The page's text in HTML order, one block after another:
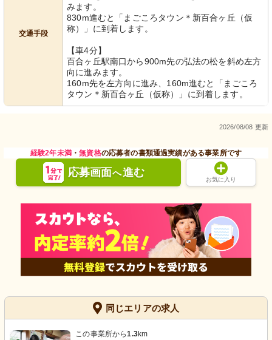
交通手段
みます。
830m進むと「まごころタウン＊新百合ヶ丘（仮
称）」に到着します。
【車4分】
百合ヶ丘駅南口から900m先の弘法の松を斜め左方
向に進みます。
160m先を左方向に進み、160m進むと「まごころ
タウン＊新百合ヶ丘（仮称）」に到着します。
2026/08/08 更新
経験2年未満・無資格の応募者の書類通過実績がある事業所です
応募画面へ進む
お気に入り
同じエリアの求人
この事業所から1.3km